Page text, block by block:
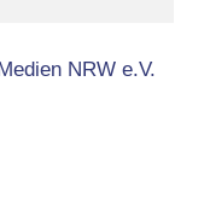
NRW e.V.